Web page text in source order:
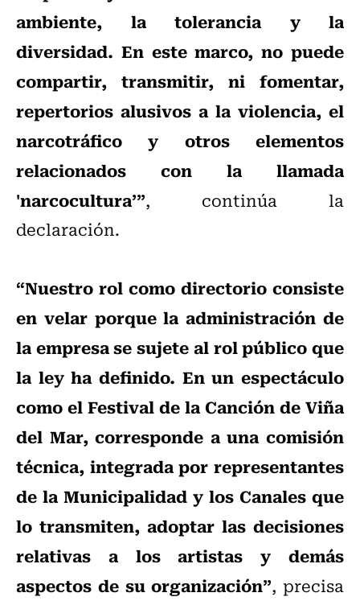
ambiente, la tolerancia y la
diversidad. En este marco, no puede
compartir, transmitir, ni fomentar,
repertorios alusivos a la violencia, el
narcotráfico y otros elementos
relacionados con la llamada
'narcocultura’”, continúa la
declaración.
“Nuestro rol como directorio consiste
en velar porque la administración de
la empresa se sujete al rol público que
la ley ha definido. En un espectáculo
como el Festival de la Canción de Viña
del Mar, corresponde a una comisión
técnica, integrada por representantes
de la Municipalidad y los Canales que
lo transmiten, adoptar las decisiones
relativas a los artistas y demás
aspectos de su organización”, precisa